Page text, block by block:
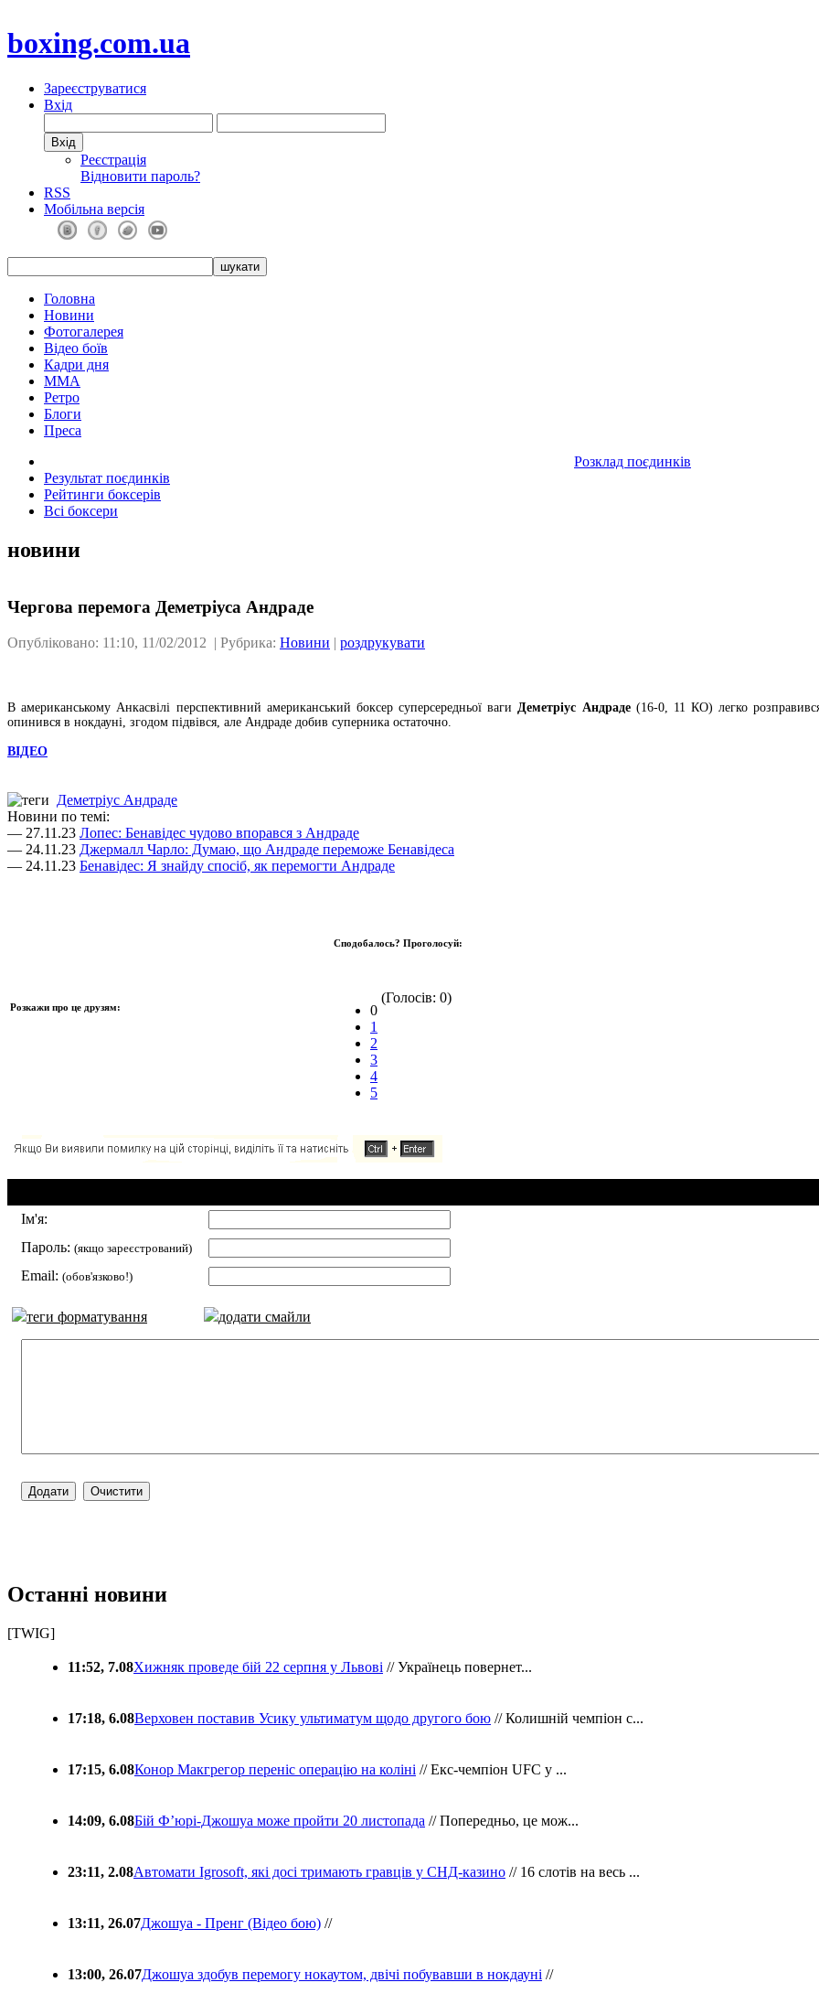
boxing.com.ua
Зареєструватися
Вхід
Реєстрація
Відновити пароль?
RSS
Мобільна версія
Головна
Новини
Фотогалерея
Відео боїв
Кадри дня
ММА
Ретро
Блоги
Преса
Розклад поєдинків
Результат поєдинків
Рейтинги боксерів
Всі боксери
новини
Чергова перемога Деметріуса Андраде
Опубліковано: 11:10, 11/02/2012 | Рубрика: Новини | роздрукувати
В американському Анкасвілі перспективний американський боксер суперсередньої ваги Деметріус Андраде(16-0, 11 КО) легко
опинився в нокдауні, згодом підвівся, але Андраде добив суперника остаточно.
ВІДЕО
Деметріус Андраде
Новини по темі:
— 27.11.23 Лопес: Бенавідес чудово впорався з Андраде
— 24.11.23 Джермалл Чарло: Думаю, що Андраде переможе Бенавідеса
— 24.11.23 Бенавідес: Я знайду спосіб, як перемогти Андраде
Розкажи про це друзям:
Сподобалось? Проголосуй:
0
1
2
3
4
5
(Голосів: 0)
Ім'я:
Пароль: (якщо зареєстрований)
Email: (обов'язково!)
теги форматування додати смайли
Останні новини
[TWIG]
11:52, 7.08Хижняк проведе бій 22 серпня у Львові // Українець повернет...
17:18, 6.08Верховен поставив Усику ультиматум щодо другого бою // Колишній чемпіон с...
17:15, 6.08Конор Макгрегор переніс операцію на коліні // Екс-чемпіон UFC у ...
14:09, 6.08Бій Ф’юрі-Джошуа може пройти 20 листопада // Попередньо, це мож...
23:11, 2.08Автомати Igrosoft, які досі тримають гравців у СНД-казино // 16 слотів на весь ...
13:11, 26.07Джошуа - Пренг (Відео бою) //
13:00, 26.07Джошуа здобув перемогу нокаутом, двічі побувавши в нокдауні //